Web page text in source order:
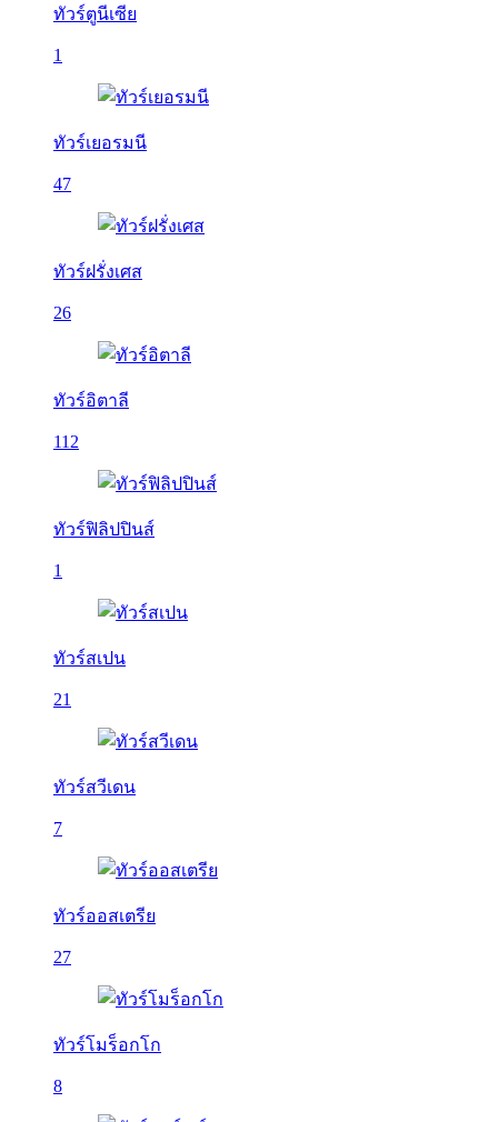
ทัวร์ตูนีเซีย
1
ทัวร์เยอรมนี
47
ทัวร์ฝรั่งเศส
26
ทัวร์อิตาลี
112
ทัวร์ฟิลิปปินส์
1
ทัวร์สเปน
21
ทัวร์สวีเดน
7
ทัวร์ออสเตรีย
27
ทัวร์โมร็อกโก
8